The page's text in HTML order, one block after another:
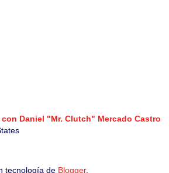
Daniel "Mr. Clutch" Mercado Castro
tecnología de Blogger.